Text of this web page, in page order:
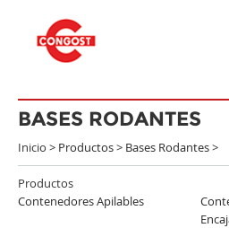
BASES RODANTES
Inicio > Productos> Bases Rodantes>
Productos
Contenedores Apilables